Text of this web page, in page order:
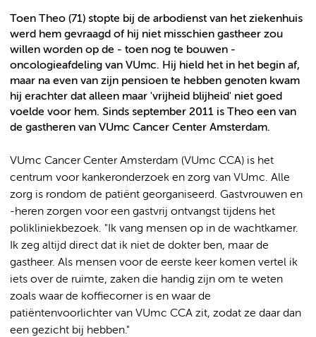
Toen Theo (71) stopte bij de arbodienst van het ziekenhuis
werd hem gevraagd of hij niet misschien gastheer zou
willen worden op de - toen nog te bouwen -
oncologieafdeling van VUmc. Hij hield het in het begin af,
maar na even van zijn pensioen te hebben genoten kwam
hij erachter dat alleen maar 'vrijheid blijheid' niet goed
voelde voor hem. Sinds september 2011 is Theo een van
de gastheren van VUmc Cancer Center Amsterdam.
VUmc Cancer Center Amsterdam (VUmc CCA) is het
centrum voor kankeronderzoek en zorg van VUmc. Alle
zorg is rondom de patiënt georganiseerd. Gastvrouwen en
-heren zorgen voor een gastvrij ontvangst tijdens het
polikliniekbezoek. "Ik vang mensen op in de wachtkamer.
Ik zeg altijd direct dat ik niet de dokter ben, maar de
gastheer. Als mensen voor de eerste keer komen vertel ik
iets over de ruimte, zaken die handig zijn om te weten
zoals waar de koffiecorner is en waar de
patiëntenvoorlichter van VUmc CCA zit, zodat ze daar dan
een gezicht bij hebben."